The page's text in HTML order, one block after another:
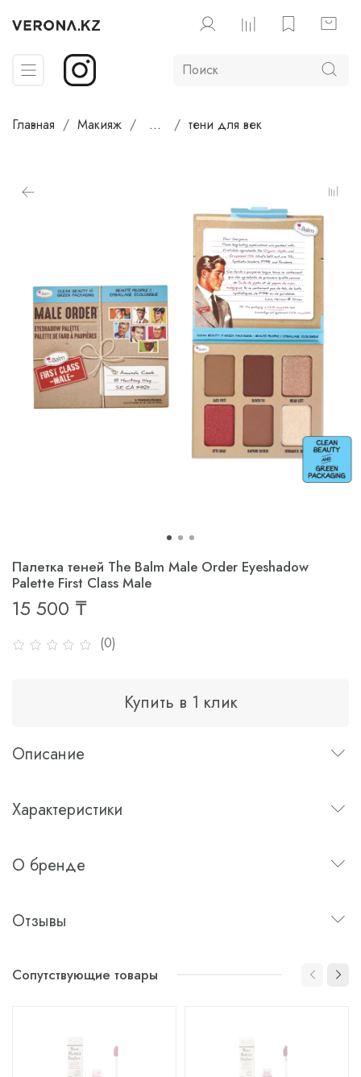
Главная Макияж ... тени для век
(0)
Палетка теней The Balm Male Order Eyeshadow
Palette First Class Male
15 500 ₸
Купить в 1 клик
Описание
Характеристики
О бренде
Отзывы
Сопутствующие товары